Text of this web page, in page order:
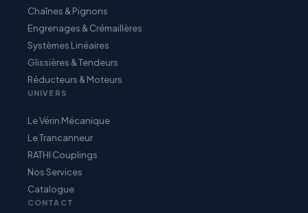
Chaînes & Pignons
Engrenages & Crémaillères
Systèmes Linéaires
Glissières & Tendeurs
Réducteurs & Moteurs
UNIVERS
Le Vérin Mécanique
Le Trancanneur
RATHI Couplings
Nos Services
Catalogue
CONTACT